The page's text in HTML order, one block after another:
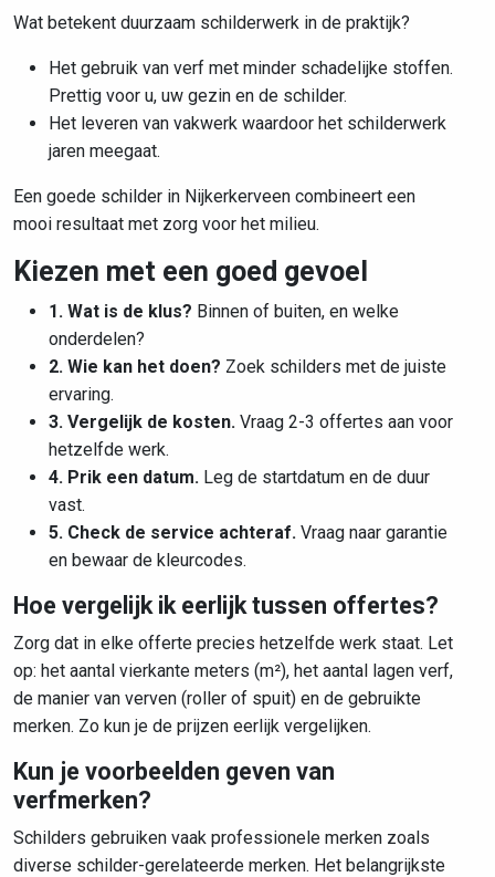
Wat betekent duurzaam schilderwerk in de praktijk?
Het gebruik van verf met minder schadelijke stoffen.
Prettig voor u, uw gezin en de schilder.
Het leveren van vakwerk waardoor het schilderwerk
jaren meegaat.
Een goede schilder in Nijkerkerveen combineert een
mooi resultaat met zorg voor het milieu.
Kiezen met een goed gevoel
1. Wat is de klus? Binnen of buiten, en welke
onderdelen?
2. Wie kan het doen? Zoek schilders met de juiste
ervaring.
3. Vergelijk de kosten. Vraag 2-3 offertes aan voor
hetzelfde werk.
4. Prik een datum. Leg de startdatum en de duur
vast.
5. Check de service achteraf. Vraag naar garantie
en bewaar de kleurcodes.
Hoe vergelijk ik eerlijk tussen offertes?
Zorg dat in elke offerte precies hetzelfde werk staat. Let
op: het aantal vierkante meters (m²), het aantal lagen verf,
de manier van verven (roller of spuit) en de gebruikte
merken. Zo kun je de prijzen eerlijk vergelijken.
Kun je voorbeelden geven van
verfmerken?
Schilders gebruiken vaak professionele merken zoals
diverse schilder-gerelateerde merken. Het belangrijkste